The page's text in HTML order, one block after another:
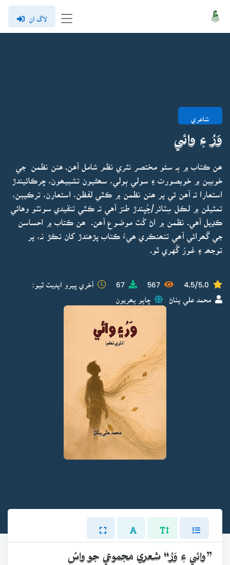
لاگ ان
شاعري
وَرُ ۽ وائي
ھن ڪتاب ۾ ٻہ سئو مختصر نثري نظم شامل آهن. هنن نظمن جي
خوبين ۾ خوبصورت ۽ سولي ٻولي، سھڻيون تشبيھون، ڇرڪائيندڙ
استعارا تہ آهن ئي پر ھنن نظمن ۾ ڪٿي لفظن، استعارن، ترڪيبن،
تمثيلن ۾ لڪل سِٽائر/چُڀندڙ طنز آهي تہ ڪٿي تنقيدي سونٽو وهائي
ڪڍيل آهي. نظمن ۾ اڻ کُٽ موضوع آھن. ھن ڪتاب ۾ احساسن
جي گَھرائي آھي تنھنڪري ھيءُ ڪتاب پڙهندڙ کان تڪڙ نہ، پر
توجھہ ۽ غورُ گُهري ٿو.
4.5/5.0
567
67 آخري ڀيرو اپڊيٽ ٿيو:
محمد علي پٺاڻ ڇاپو پھريون
”وائي ۽ وَرُ“ شعري مجموعي جو واسُ